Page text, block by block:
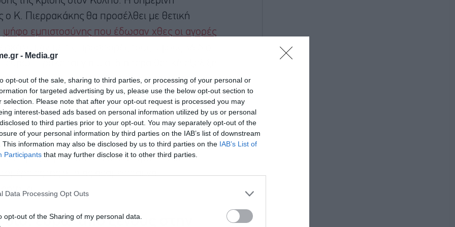
- Media.gr
opt-out of the sale, sharing to third parties, or processing of your personal or
for targeted advertising by us, please use the below opt-out section to
selection. Please note that after your opt-out request is processed you may
interest-based ads based on personal information utilized by us or personal
to third parties prior to your opt-out. You may separately opt-out of the
of your personal information by third parties on the IAB’s list of downstream
This information may also be disclosed by us to third parties on the IAB’s List of
Participants that may further disclose it to other third parties.
Data Processing Opt Outs
opt-out of the Sharing of my personal data.
Κ. Πιερρακάκης θα προσέλθει με θετική
ψήφο εμπιστοσύνης που έδωσαν χθες οι αγορές
Πρόκειται για μια ιδιαίτερα θετική εξέλιξη
πριν από τη νέα προεξόφληση δημόσιου χρέους
Μνημόνιο, που αναμένεται τις αμέσως
με τον Οργανισμό Διαχείρισης
του, Δημήτρη Τσάκωνα, αναμένεται να
έως το τέλος του έτους, αξιοποιώντας το
αγορές. Πρόκειται για μία ακόμα κίνηση
της οποίας αναμένεται να
ευρώ από ξένους στην